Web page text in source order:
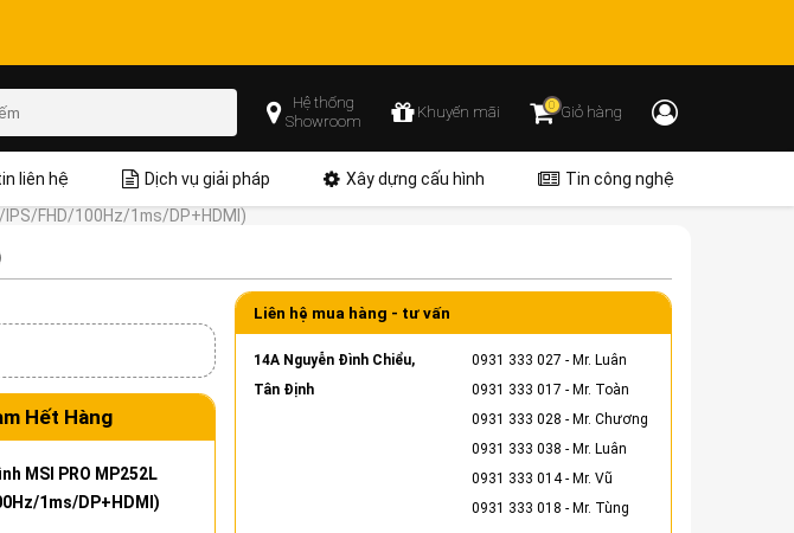
Hệ thống
Showroom
Khuyến mãi 0Giỏ hàng
liên hệ Dịch vụ giải pháp Xây dựng cấu hình
Tin công nghệ
IPS/FHD/100Hz/1ms/DP+HDMI)
Hết Hàng
MSI PRO MP252L
1ms/DP+HDMI)
Liên hệ mua hàng - tư vấn
14A Nguyễn Đình Chiểu,
Tân Định
0931 333 027 - Mr. Luân
0931 333 017 - Mr. Toàn
0931 333 028 - Mr. Chương
0931 333 038 - Mr. Luân
0931 333 014- Mr. Vũ
0931 333 018 - Mr. Tùng